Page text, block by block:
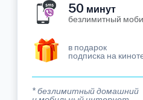
50 минут
безлимитный
в подарок
подписка на
* безлимитный домашний